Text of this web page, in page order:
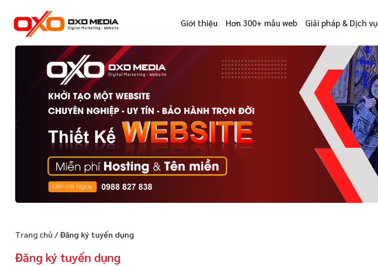
content
Giới thiệu Hơn 300+ mẫu web Giải pháp & Dịch vụ
Trang chủ /Đăng ký tuyển dụng
Đăng ký tuyển dụng